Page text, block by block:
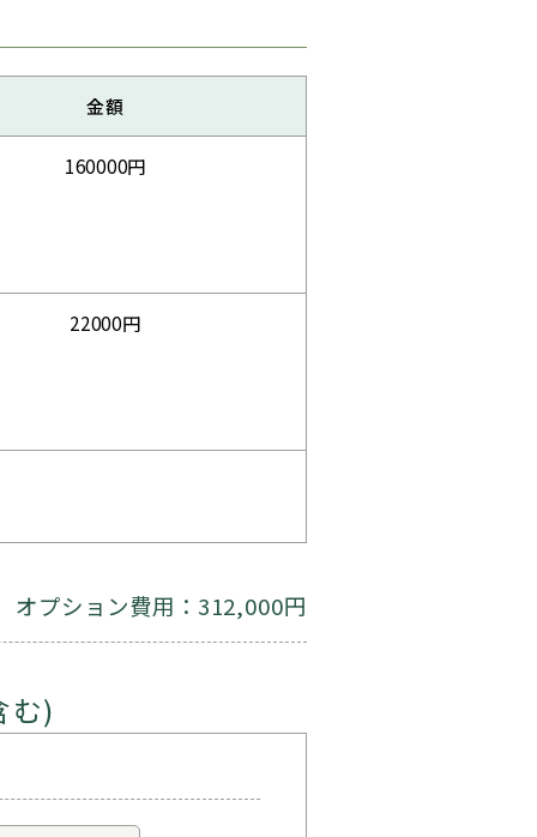
金額
160000円
22000円
オプション費用：312,000円
む)